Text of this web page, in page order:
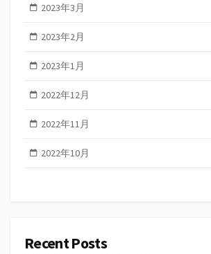
2023年3月
2023年2月
2023年1月
2022年12月
2022年11月
2022年10月
Recent Posts